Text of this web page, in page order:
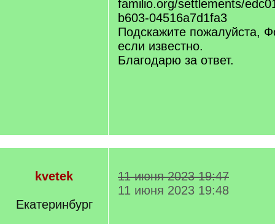
familio.org/settlements/
b603-04516a7d1fa3
Подскажите пожалуйста,
если известно.
Благодарю за ответ.
kvetek
Екатеринбург
11 июня 2023 19:47
11 июня 2023 19:48